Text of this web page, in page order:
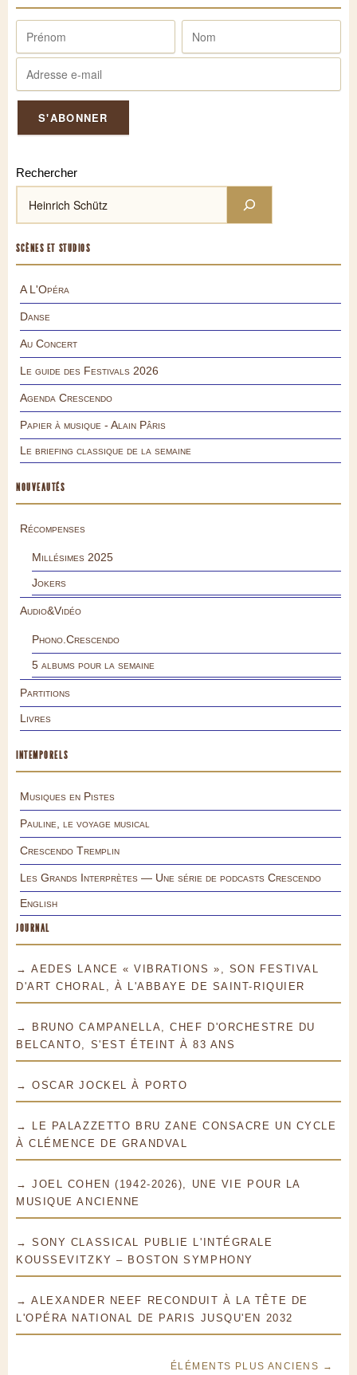
Rechercher
SCÈNES ET STUDIOS
A L'Opéra
Danse
Au Concert
Le guide des Festivals 2026
Agenda Crescendo
Papier à musique - Alain Pâris
Le briefing classique de la semaine
NOUVEAUTÉS
Récompenses
Millésimes 2025
Jokers
Audio&Vidéo
Phono.Crescendo
5 albums pour la semaine
Partitions
Livres
INTEMPORELS
Musiques en Pistes
Pauline, le voyage musical
Crescendo Tremplin
Les Grands Interprètes — Une série de podcasts Crescendo
English
JOURNAL
→ AEDES LANCE « VIBRATIONS », SON FESTIVAL
D'ART CHORAL, À L'ABBAYE DE SAINT-RIQUIER
→ BRUNO CAMPANELLA, CHEF D'ORCHESTRE DU
BELCANTO, S'EST ÉTEINT À 83 ANS
→ OSCAR JOCKEL À PORTO
→ LE PALAZZETTO BRU ZANE CONSACRE UN CYCLE
À CLÉMENCE DE GRANDVAL
→ JOEL COHEN (1942-2026), UNE VIE POUR LA
MUSIQUE ANCIENNE
→ SONY CLASSICAL PUBLIE L'INTÉGRALE
KOUSSEVITZKY – BOSTON SYMPHONY
→ ALEXANDER NEEF RECONDUIT À LA TÊTE DE
L'OPÉRA NATIONAL DE PARIS JUSQU'EN 2032
ÉLÉMENTS PLUS ANCIENS →